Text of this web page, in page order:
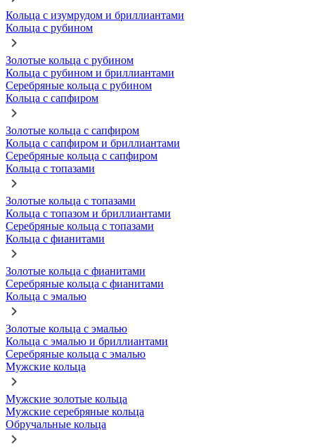
Кольца с изумрудом и бриллиантами
Кольца с рубином
Золотые кольца с рубином
Кольца с рубином и бриллиантами
Серебряные кольца с рубином
Кольца с сапфиром
Золотые кольца с сапфиром
Кольца с сапфиром и бриллиантами
Серебряные кольца с сапфиром
Кольца с топазами
Золотые кольца с топазами
Кольца с топазом и бриллиантами
Серебряные кольца с топазами
Кольца с фианитами
Золотые кольца с фианитами
Серебряные кольца с фианитами
Кольца с эмалью
Золотые кольца с эмалью
Кольца с эмалью и бриллиантами
Серебряные кольца с эмалью
Мужские кольца
Мужские золотые кольца
Мужские серебряные кольца
Обручальные кольца